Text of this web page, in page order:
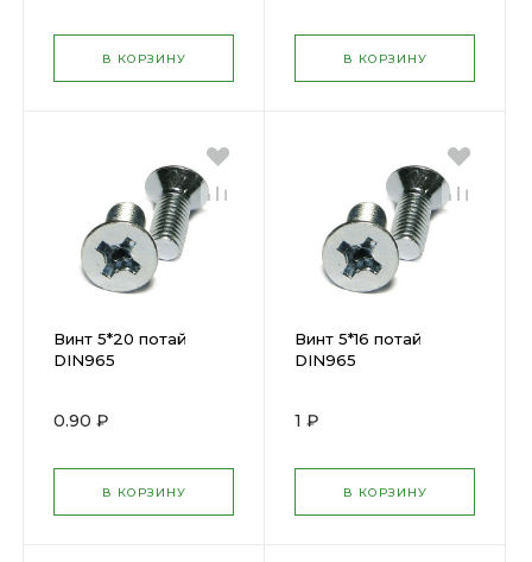
В КОРЗИНУ В КОРЗИНУ
Винт 5*20 потай
DIN965
0.90 ₽
В КОРЗИНУ
Винт 5*16 потай
DIN965
1 ₽
В КОРЗИНУ